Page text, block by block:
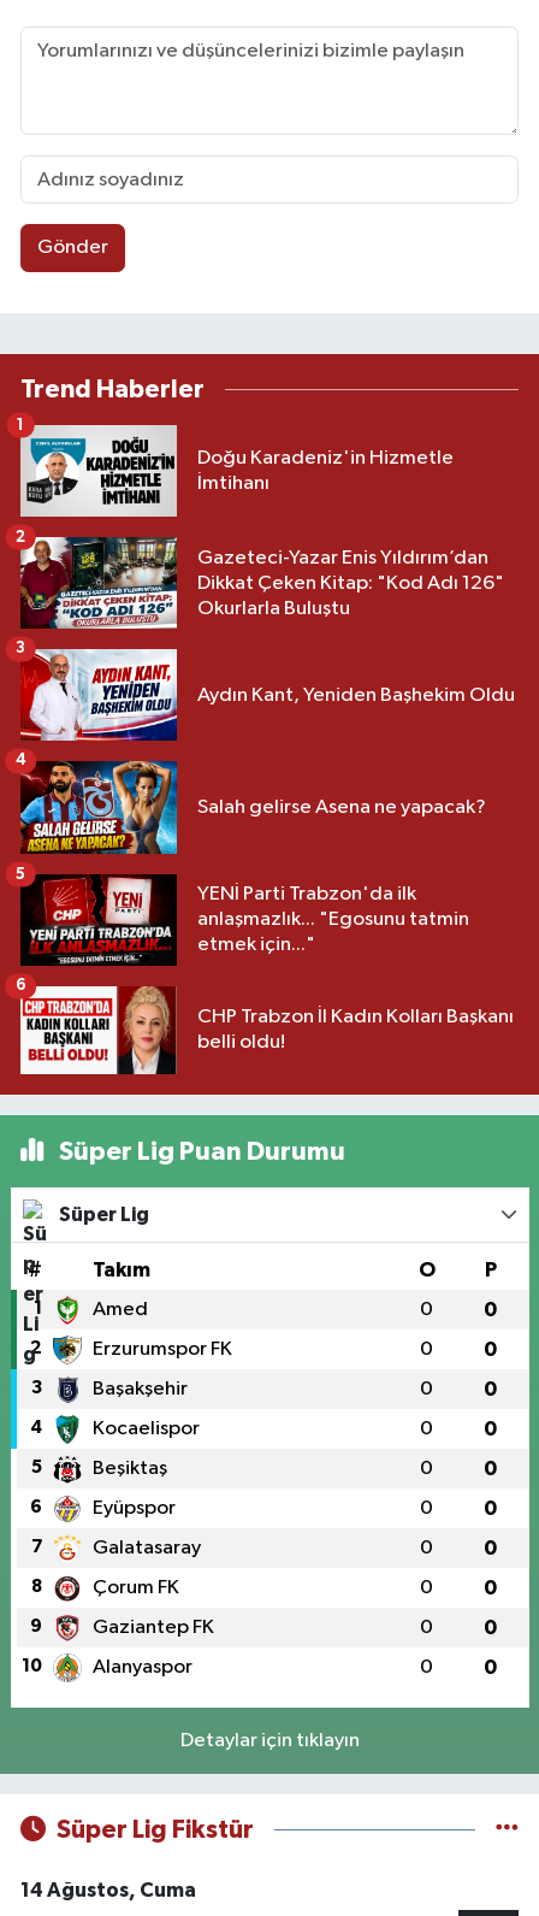
Gönder
Trend Haberler
Doğu Karadeniz'in Hizmetle
İmtihanı
1
Gazeteci-Yazar Enis Yıldırım’dan
Dikkat Çeken Kitap: "Kod Adı 126"
Okurlarla Buluştu
2
Aydın Kant, Yeniden Başhekim Oldu
3
Salah gelirse Asena ne yapacak?
4
YENİ Parti Trabzon'da ilk
anlaşmazlık... "Egosunu tatmin
etmek için..."
5
CHP Trabzon İl Kadın Kolları Başkanı
belli oldu!
6
Süper Lig Puan Durumu
Süper Lig
# Takım O P
1 Amed 0 0
2 Erzurumspor FK 0 0
3 Başakşehir 0 0
4 Kocaelispor 0 0
5 Beşiktaş 0 0
6 Eyüpspor 0 0
7 Galatasaray 0 0
8 Çorum FK 0 0
9 Gaziantep FK 0 0
10 Alanyaspor 0 0
Detaylar için tıklayın
Süper Lig Fikstür
14 Ağustos, Cuma